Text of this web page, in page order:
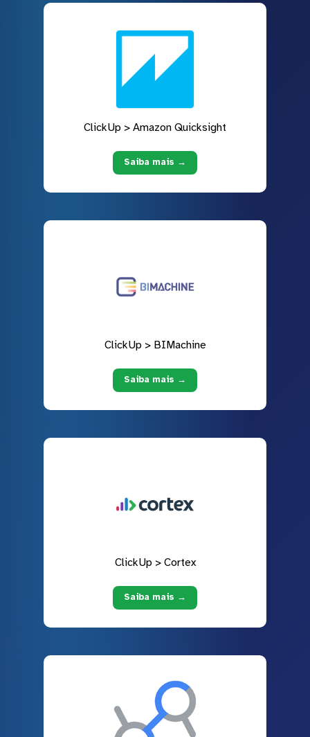
ClickUp > Amazon Quicksight
Saiba mais →
ClickUp > BIMachine
Saiba mais →
ClickUp > Cortex
Saiba mais →